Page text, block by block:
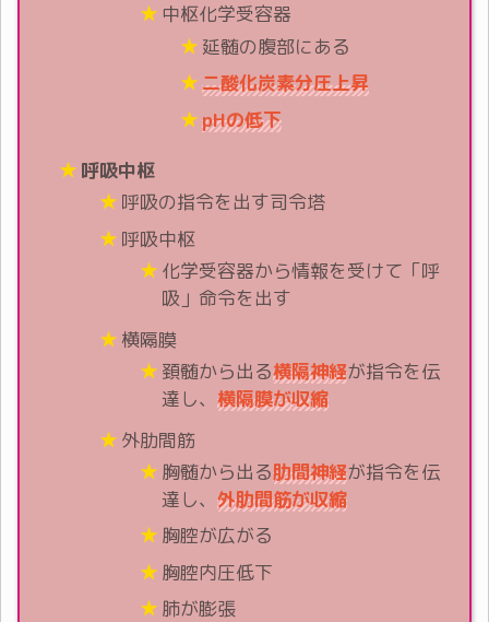
中枢化学受容器
延髄の腹部にある
二酸化炭素分圧上昇
pHの低下
呼吸中枢
呼吸の指令を出す司令塔
呼吸中枢
化学受容器から情報を受けて「呼
吸」命令を出す
横隔膜
頚髄から出る横隔神経が指令を伝
達し、 横隔膜が収縮
外肋間筋
胸髄から出る肋間神経が指令を伝
達し、 外肋間筋が収縮
胸腔が広がる
胸腔内圧低下
肺が膨張